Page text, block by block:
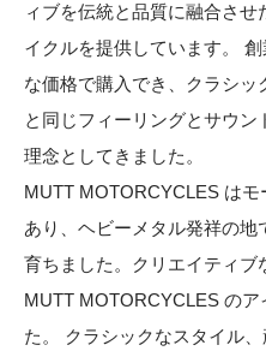
ィブを伝統と品質に融合さ
イクルを提供しています。
な価格で購入でき、クラシ
と同じフィーリングとサウ
理念としてきました。
MUTT MOTORCYCLES は
あり、ヘビーメタル発祥の
育ちました。クリエイティ
MUTT MOTORCYCLES の
た。 クラシックなスタイル